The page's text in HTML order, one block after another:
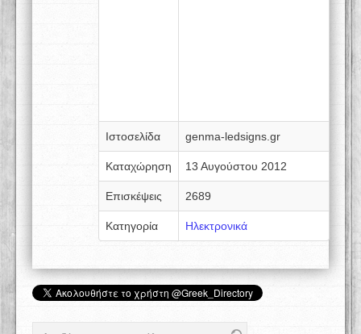
Ιστοσελίδα genma-ledsigns.gr
Καταχώρηση 13 Αυγούστου 2012
Επισκέψεις 2689
Κατηγορία Ηλεκτρονικά